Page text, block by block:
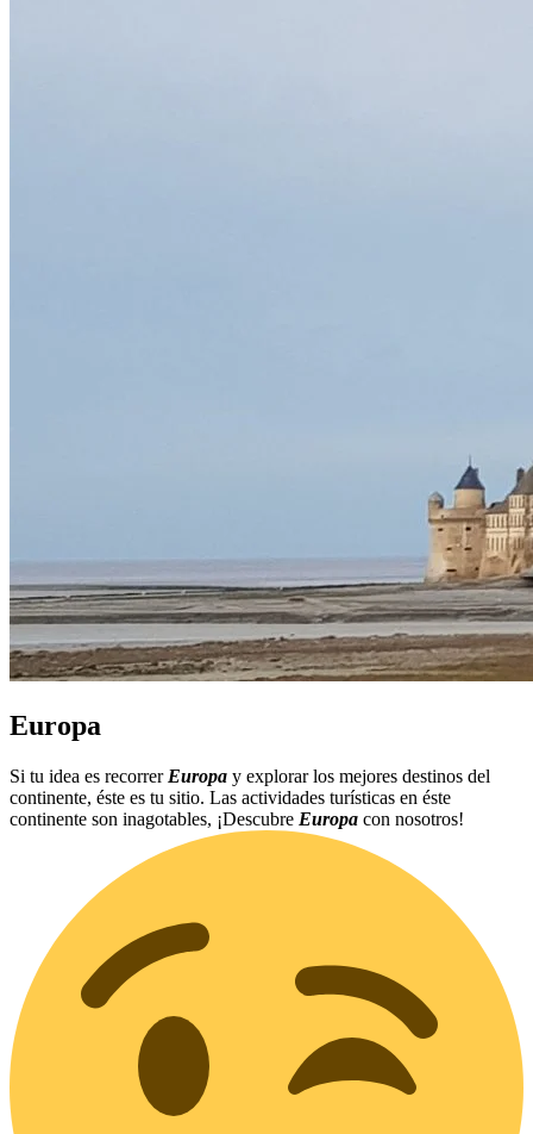
Europa
Si tu idea es recorrer Europa y explorar los mejores destinos del
continente, éste es tu sitio. Las actividades turísticas en éste
continente son inagotables, ¡Descubre Europa con nosotros!